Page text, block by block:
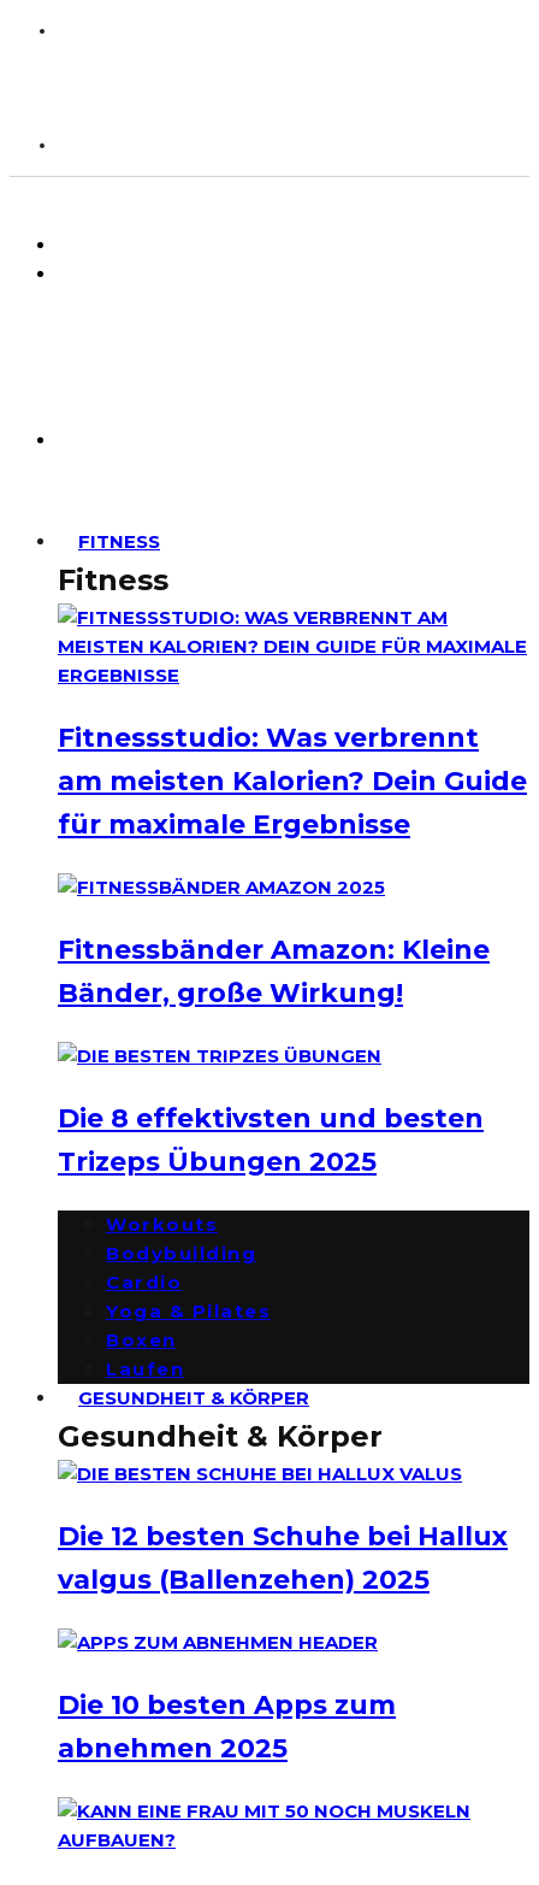
FITNESS
Fitness
Fitnessstudio: Was verbrennt
am meisten Kalorien? Dein Guide
für maximale Ergebnisse
Fitnessbänder Amazon: Kleine
Bänder, große Wirkung!
Die 8 effektivsten und besten
Trizeps Übungen 2025
Workouts
Bodybuilding
Cardio
Yoga & Pilates
Boxen
Laufen
GESUNDHEIT & KÖRPER
Gesundheit & Körper
Die 12 besten Schuhe bei Hallux
valgus (Ballenzehen) 2025
Die 10 besten Apps zum
abnehmen 2025